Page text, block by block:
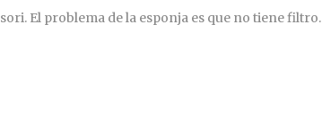
El problema de la esponja es que no tiene filtro.